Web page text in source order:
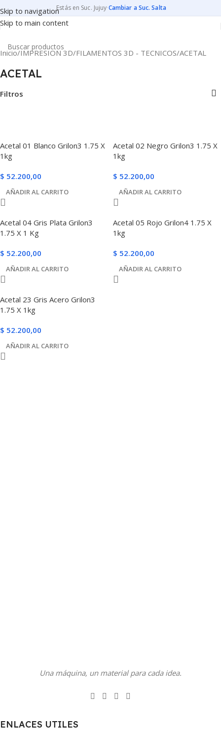
Skip to navigation
Skip to main content
Estás en Suc. Jujuy·Cambiar a Suc. Salta
Inicio IMPRESION 3D FILAMENTOS 3D - TECNICOS ACETAL
ACETAL
Filtros
Acetal 01 Blanco Grilon3 1.75 X
1kg
$ 52.200,00
AÑADIR AL CARRITO
Acetal 02 Negro Grilon3 1.75 X
1kg
$ 52.200,00
AÑADIR AL CARRITO
Acetal 04 Gris Plata Grilon3
1.75 X 1 Kg
$ 52.200,00
AÑADIR AL CARRITO
Acetal 05 Rojo Grilon4 1.75 X
1kg
$ 52.200,00
AÑADIR AL CARRITO
Acetal 23 Gris Acero Grilon3
1.75 X 1kg
$ 52.200,00
AÑADIR AL CARRITO
Una máquina, un material para cada idea.
ENLACES UTILES